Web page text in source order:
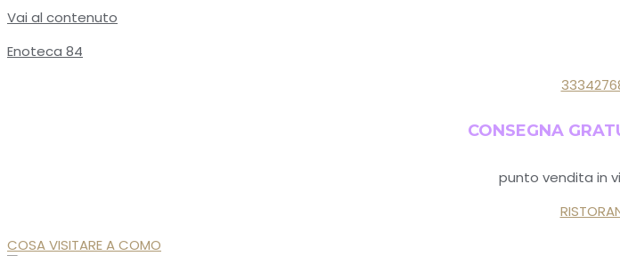
Vai al contenuto
Enoteca 84
CONSEGNA
punto vendita in
COSA VISITARE A COMO